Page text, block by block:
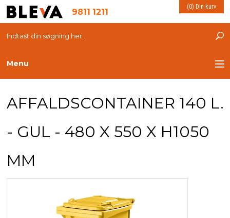
9811 1211 (0) Din kurv
Menu
ESD PRODUKTER
AFFALDSCONTAINER 140 L.
- GUL - 480 X 550 X H1050
MM